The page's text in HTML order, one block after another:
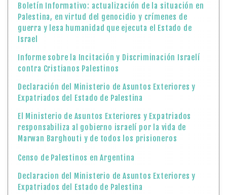
Boletín Informativo: actualización de la situación en
Palestina, en virtud del genocidio y crímenes de
guerra y lesa humanidad que ejecuta el Estado de
Israel
Informe sobre la Incitación y Discriminación Israelí
contra Cristianos Palestinos
Declaración del Ministerio de Asuntos Exteriores y
Expatriados del Estado de Palestina
El Ministerio de Asuntos Exteriores y Expatriados
responsabiliza al gobierno israelí por la vida de
Marwan Barghouti y de todos los prisioneros
Censo de Palestinos en Argentina
Declaracion del Ministerio de Asuntos Exteriores y
Expatriados del Estado de Palestina